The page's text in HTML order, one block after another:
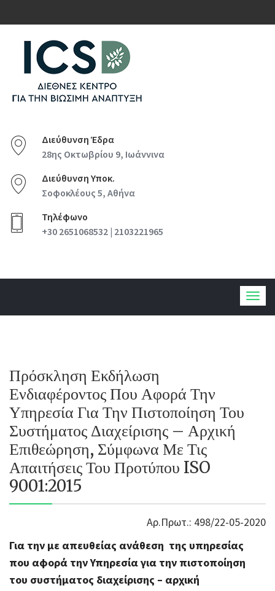
Διεύθυνση Έδρα
28ης Οκτωβρίου 9, Ιωάννινα
Διεύθυνση Υποκ.
Σοφοκλέους 5, Αθήνα
Τηλέφωνο
+30 2651068532 | 2103221965
Πρόσκληση Εκδήλωση
Ενδιαφέροντος Που Αφορά Την
Υπηρεσία Για Την Πιστοποίηση Του
Συστήματος Διαχείρισης – Αρχική
Επιθεώρηση, Σύμφωνα Με Τις
Απαιτήσεις Του Προτύπου ISO
9001:2015
Αρ.Πρωτ.: 498/22-05-2020
Για την με απευθείας ανάθεση της υπηρεσίας
που αφορά την Υπηρεσία για την πιστοποίηση
του συστήματος διαχείρισης – αρχική